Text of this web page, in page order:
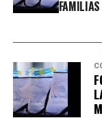
la ciudadanía.
FAMILIAS